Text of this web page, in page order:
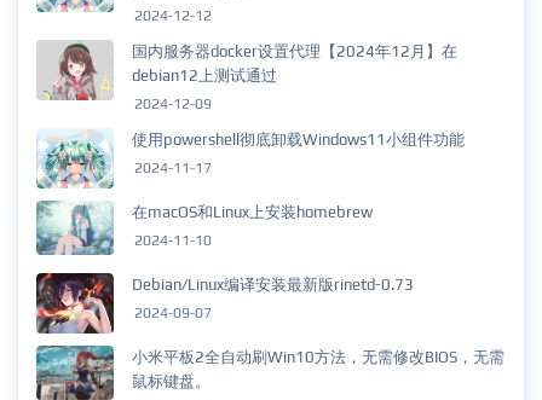
2024-12-12
国内服务器docker设置代理【2024年12月】在
debian12上测试通过
2024-12-09
使用powershell彻底卸载Windows11小组件功能
2024-11-17
在macOS和Linux上安装homebrew
2024-11-10
Debian/Linux编译安装最新版rinetd-0.73
2024-09-07
小米平板2全自动刷Win10方法，无需修改BIOS，无需
鼠标键盘。